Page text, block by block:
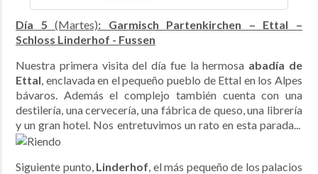
Día 5 (Martes): Garmisch Partenkirchen – Ettal –
Schloss Linderhof - Fussen
Nuestra primera visita del día fue la hermosa abadía de
Ettal , enclavada en el pequeño pueblo de Ettal en los Alpes
bávaros. Además el complejo también cuenta con una
destilería, una cervecería, una fábrica de queso, una librería
y un gran hotel. Nos entretuvimos un rato en esta parada...
Siguiente punto, Linderhof, el más pequeño de los palacios